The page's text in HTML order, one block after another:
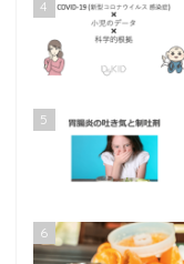
4
5
6